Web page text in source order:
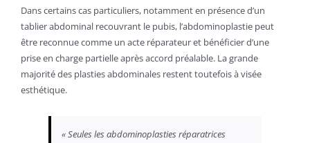
Dans certains cas particuliers, notamment en présence d’un
tablier abdominal recouvrant le pubis, l’abdominoplastie peut
être reconnue comme un acte réparateur et bénéficier d’une
prise en charge partielle après accord préalable. La grande
majorité des plasties abdominales restent toutefois à visée
esthétique.
« Seules les abdominoplasties réparatrices